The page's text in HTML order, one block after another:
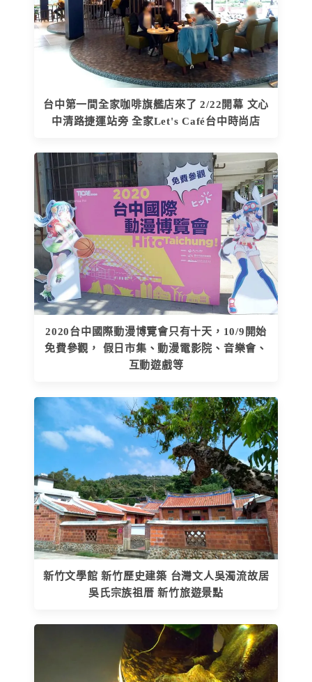
台中第一間全家咖啡旗艦店來了 2/22開幕 文心
中清路捷運站旁 全家Let's Café台中時尚店
2020台中國際動漫博覽會只有十天，10/9開始
免費參觀， 假日市集、動漫電影院、音樂會、
互動遊戲等
新竹文學館 新竹歷史建築 台灣文人吳濁流故居
吳氏宗族祖厝 新竹旅遊景點